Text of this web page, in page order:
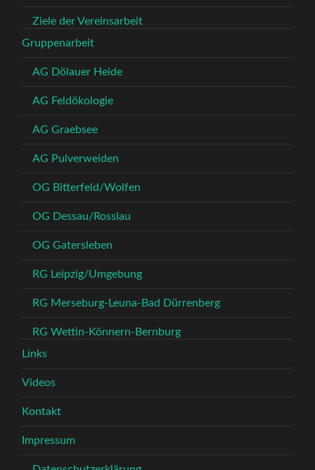
Ziele der Vereinsarbeit
Gruppenarbeit
AG Dölauer Heide
AG Feldökologie
AG Graebsee
AG Pulverweiden
OG Bitterfeld/Wolfen
OG Dessau/Rosslau
OG Gatersleben
RG Leipzig/Umgebung
RG Merseburg-Leuna-Bad Dürrenberg
RG Wettin-Könnern-Bernburg
Links
Videos
Kontakt
Impressum